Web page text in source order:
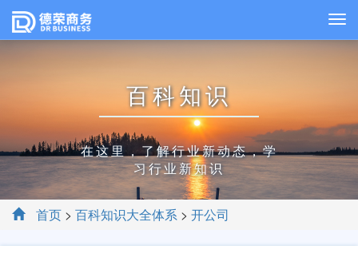
百科知识
在这里，了解行业新动态，学
习行业新知识
首页 > 百科知识大全体系 > 开公司